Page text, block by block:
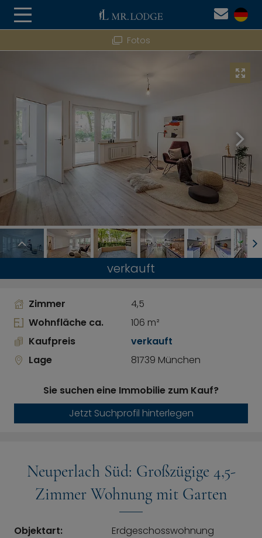
Fotos
verkauft
Zimmer
4,5
Wohnfläche ca.
106 m²
Kaufpreis
verkauft
Lage
81739 München
Sie suchen eine Immobilie zum Kauf?
Jetzt Suchprofil hinterlegen
Neuperlach Süd: Großzügige 4,5-
Zimmer Wohnung mit Garten
Objektart:
Erdgeschosswohnung